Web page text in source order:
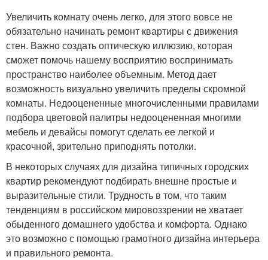
Увеличить комнату очень легко, для этого вовсе не
обязательно начинать ремонт квартиры с движения
стен. Важно создать оптическую иллюзию, которая
сможет помочь нашему восприятию воспринимать
пространство наиболее объемным. Метод дает
возможность визуально увеличить пределы скромной
комнаты. Недооцененные многочисленными правилами
подбора цветовой палитры недооцененная многими
мебель и девайсы помогут сделать ее легкой и
красочной, зрительно приподнять потолки.
В некоторых случаях для дизайна типичных городских
квартир рекомендуют подбирать внешне простые и
выразительные стили. Трудность в том, что таким
тенденциям в российском мировоззрении не хватает
обыденного домашнего удобства и комфорта. Однако
это возможно с помощью грамотного дизайна интерьера
и правильного ремонта.